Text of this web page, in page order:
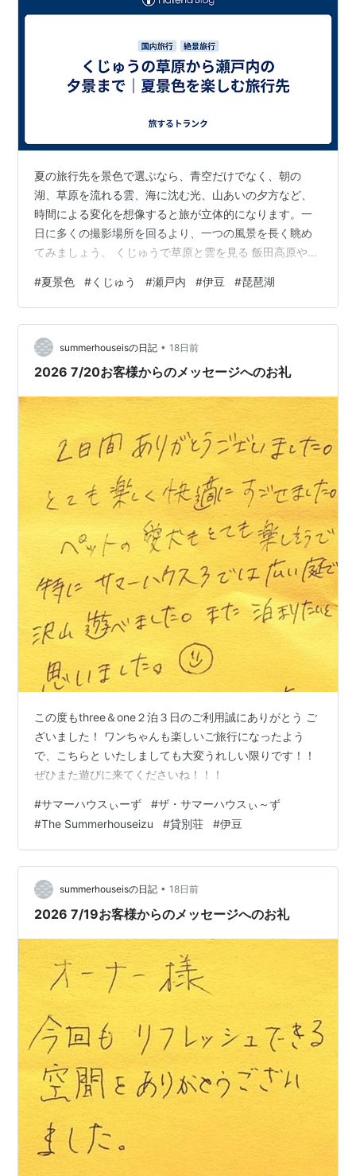
夏の旅行先を景色で選ぶなら、青空だけでなく、朝の
湖、草原を流れる雲、海に沈む光、山あいの夕方など、
時間による変化を想像すると旅が立体的になります。一
日に多くの撮影場所を回るより、一つの風景を長く眺め
てみましょう。 くじゅうで草原と雲を見る 飯田高原やタ
す。晴れた日だけでなく、雲が山肌を移動する様子や、
雨上がりの緑も高原らしい表情です。 遊歩道では決めら
れた道を歩き、植物の中へ入らないようにします。天候
が崩れそうな日は遠くまで進まず、ビジターセンターや
宿へ戻れる範囲で楽しみましょう。 瀬戸内で島影と夕方
#夏景色 #くじゅう #瀬戸内 #伊豆 #琵琶湖
summerhouseisの日記 • 18日前
2026 7/20お客様からのメッセージへのお礼
この度もthree＆one２泊３日のご利用誠にありがとう ご
ざいました！ ワンちゃんも楽しいご旅行になったよう
で、こちらと いたしましても大変うれしい限りです！！
ぜひまた遊びに来てくださいね！！！
#サマーハウスぃーず #ザ・サマーハウスぃ～ず
#The Summerhouseizu #貸別荘 #伊豆
summerhouseisの日記 • 18日前
2026 7/19お客様からのメッセージへのお礼